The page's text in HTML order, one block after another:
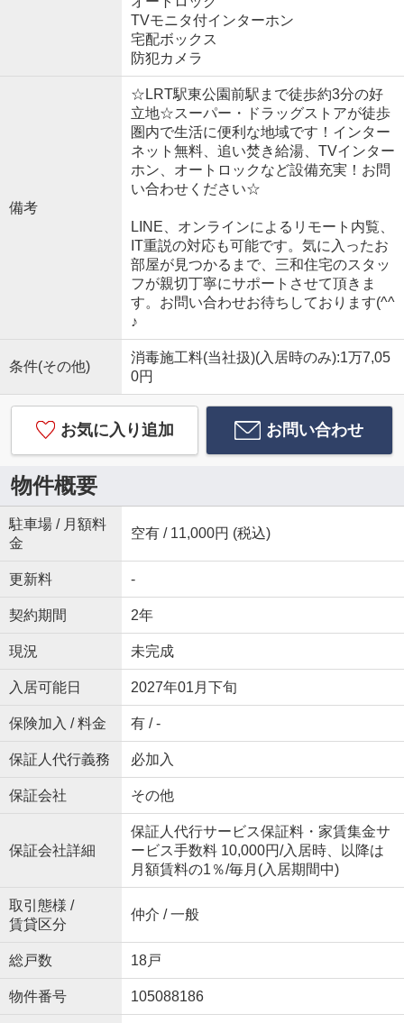
TVモニタ付インターホン
宅配ボックス
防犯カメラ
備考
☆LRT駅東公園前駅まで徒歩約3分の好
立地☆スーパー・ドラッグストアが徒歩
圏内で生活に便利な地域です！インター
ネット無料、追い焚き給湯、TVインター
ホン、オートロックなど設備充実！お問
い合わせください☆
LINE、オンラインによるリモート内覧、
IT重説の対応も可能です。気に入ったお
部屋が見つかるまで、三和住宅のスタッ
フが親切丁寧にサポートさせて頂きま
す。お問い合わせお待ちしております(^^
♪
条件(その他)
消毒施工料(当社扱)(入居時のみ):1万7,05
0円
お気に入り追加 お問い合わせ
物件概要
駐車場 / 月額料
金
空有 / 11,000円 (税込)
更新料 -
契約期間 2年
現況 未完成
入居可能日 2027年01月下旬
保険加入 / 料金 有 / -
保証人代行義務 必加入
保証会社 その他
保証会社詳細
保証人代行サービス保証料・家賃集金サ
ービス手数料 10,000円/入居時、以降は
月額賃料の1％/毎月(入居期間中)
取引態様 /
賃貸区分
仲介 / 一般
総戸数 18戸
物件番号 105088186